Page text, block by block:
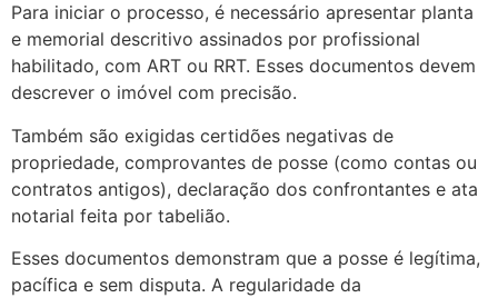
Para iniciar o processo, é necessário apresentar planta
e memorial descritivo assinados por profissional
habilitado, com ART ou RRT. Esses documentos devem
descrever o imóvel com precisão.
Também são exigidas certidões negativas de
propriedade, comprovantes de posse (como contas ou
contratos antigos), declaração dos confrontantes e ata
notarial feita por tabelião.
Esses documentos demonstram que a posse é legítima,
pacífica e sem disputa. A regularidade da